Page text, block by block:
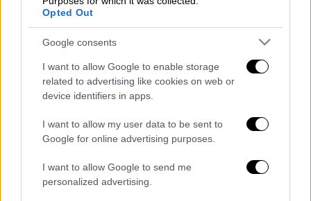
Opted Out
Google consents
I want to allow Google to enable storage
related to advertising like cookies on web or
device identifiers in apps.
I want to allow my user data to be sent to
Google for online advertising purposes.
I want to allow Google to send me
personalized advertising.
ντοκουμέντο τη στιγμή που ΙΧ
καρφώνεται σε φανάρι
Η γυναίκα, σύμφωνα με πληροφορίες από το
, αντέδρασε άμεσα πατώντας
το ειδικό κουμπίέκτακτης ανάγκης (panic
που διαθέτει για την προστασία της.
Μέσα σε λίγα λεπτά έφτασε στο σημείο